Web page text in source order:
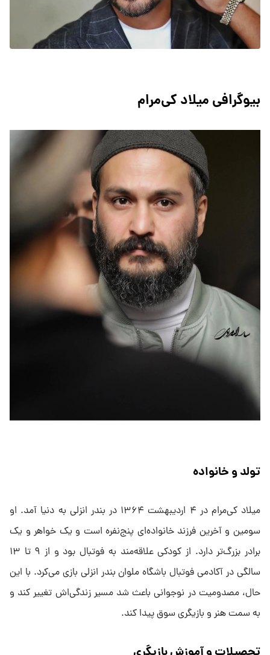
بیوگرافی میلاد کی‌مرام
تولد و خانواده
میلاد کی‌مرام در ۴ اردیبهشت ۱۳۶۴ در بندر انزلی به دنیا آمد. او
سومین و آخرین فرزند خانواده‌ای پنج‌نفره است و یک خواهر و یک
برادر بزرگ‌تر دارد. از کودکی علاقه‌مند به فوتبال بود و از ۹ تا ۱۳
سالگی در آکادمی فوتبال باشگاه ملوان بندر انزلی بازی می‌کرد. با این
حال، مصدومیت در نوجوانی باعث شد مسیر زندگی‌اش تغییر کند و
به سمت هنر و بازیگری سوق پیدا کند.